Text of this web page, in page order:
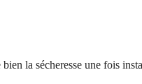
la sécheresse une fois